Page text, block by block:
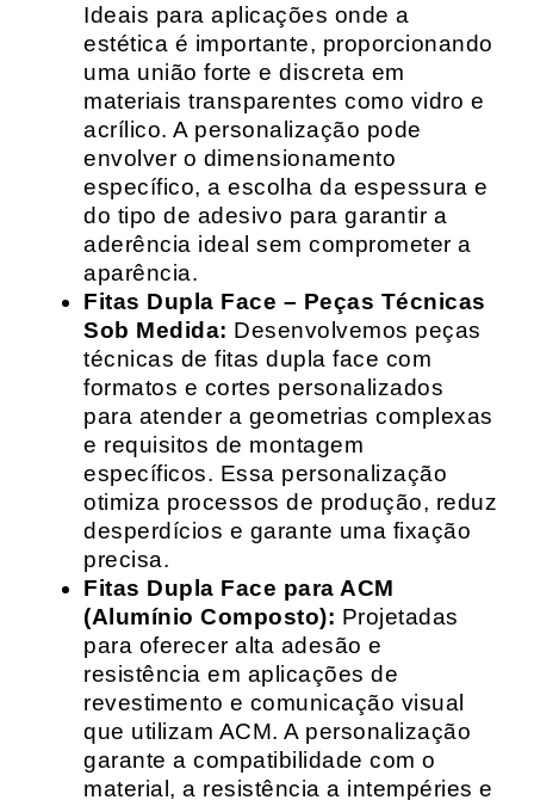
Ideais para aplicações onde a
estética é importante, proporcionando
uma união forte e discreta em
materiais transparentes como vidro e
acrílico. A personalização pode
envolver o dimensionamento
específico, a escolha da espessura e
do tipo de adesivo para garantir a
aderência ideal sem comprometer a
aparência.
Fitas Dupla Face – Peças Técnicas
Sob Medida: Desenvolvemos peças
técnicas de fitas dupla face com
formatos e cortes personalizados
para atender a geometrias complexas
e requisitos de montagem
específicos. Essa personalização
otimiza processos de produção, reduz
desperdícios e garante uma fixação
precisa.
Fitas Dupla Face para ACM
(Alumínio Composto): Projetadas
para oferecer alta adesão e
resistência em aplicações de
revestimento e comunicação visual
que utilizam ACM. A personalização
garante a compatibilidade com o
material, a resistência a intempéries e